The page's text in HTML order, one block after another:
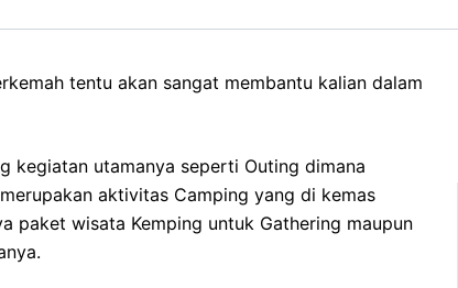
tentu akan sangat membantu kalian dalam
kegiatan utamanya seperti Outing dimana
aktivitas Camping yang di kemas
paket wisata Kemping untuk Gathering maupun